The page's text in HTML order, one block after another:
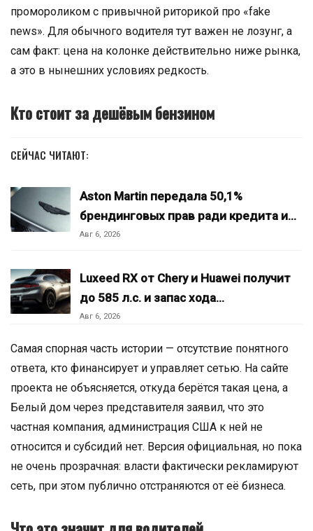
промороликом с привычной риторикой про «fake
news». Для обычного водителя тут важен не лозунг, а
сам факт: цена на колонке действительно ниже рынка,
а это в нынешних условиях редкость.
Кто стоит за дешёвым бензином
СЕЙЧАС ЧИТАЮТ:
Aston Martin передала 50,1%
брендинговых прав ради кредита и…
Авг 6, 2026
Luxeed RX от Chery и Huawei получит
до 585 л.с. и запас хода…
Авг 6, 2026
Самая спорная часть истории — отсутствие понятного
ответа, кто финансирует и управляет сетью. На сайте
проекта не объясняется, откуда берётся такая цена, а
Белый дом через представителя заявил, что это
частная компания, администрация США к ней не
относится и субсидий нет. Версия официальная, но пока
не очень прозрачная: власти фактически рекламируют
сеть, при этом публично отстраняются от её бизнеса.